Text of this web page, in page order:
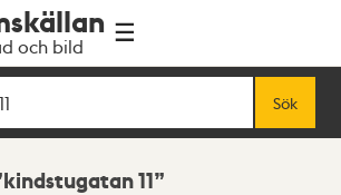
och bild
Sök
kindstugatan 11